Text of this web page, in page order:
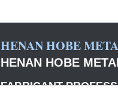
HENAN HOBE
HENAN HOBE
FABRICANT